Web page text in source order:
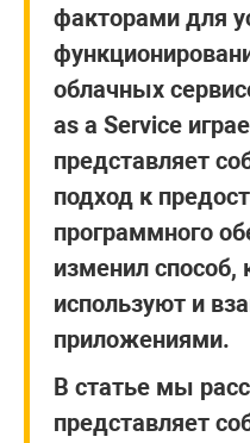
факторами для
облачных
as a Service
представляет
подход к
программного
изменил
используют и
приложениями.
В статье мы
представляет